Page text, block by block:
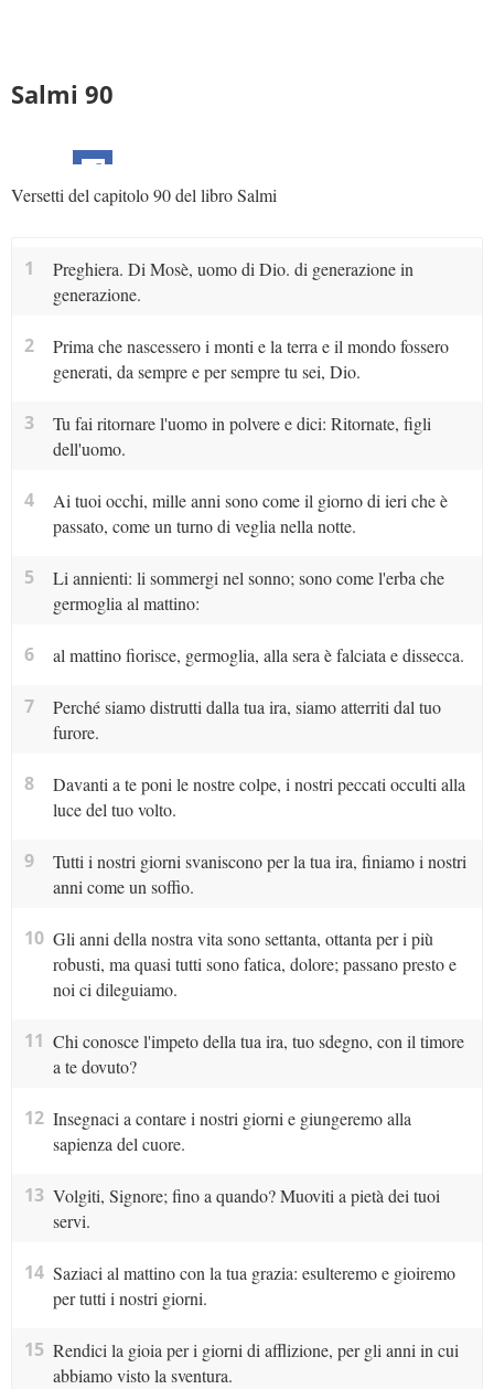
Salmi 90
Versetti del capitolo 90 del libro Salmi
1
Preghiera. Di Mosè, uomo di Dio. di generazione in
generazione.
2
Prima che nascessero i monti e la terra e il mondo fossero
generati, da sempre e per sempre tu sei, Dio.
3
Tu fai ritornare l'uomo in polvere e dici: Ritornate, figli
dell'uomo.
4
Ai tuoi occhi, mille anni sono come il giorno di ieri che è
passato, come un turno di veglia nella notte.
5
Li annienti: li sommergi nel sonno; sono come l'erba che
germoglia al mattino:
6 al mattino fiorisce, germoglia, alla sera è falciata e dissecca.
7
Perché siamo distrutti dalla tua ira, siamo atterriti dal tuo
furore.
8
Davanti a te poni le nostre colpe, i nostri peccati occulti alla
luce del tuo volto.
9
Tutti i nostri giorni svaniscono per la tua ira, finiamo i nostri
anni come un soffio.
10 Gli anni della nostra vita sono settanta, ottanta per i più
robusti, ma quasi tutti sono fatica, dolore; passano presto e
noi ci dileguiamo.
11 Chi conosce l'impeto della tua ira, tuo sdegno, con il timore
a te dovuto?
12 Insegnaci a contare i nostri giorni e giungeremo alla
sapienza del cuore.
13 Volgiti, Signore; fino a quando? Muoviti a pietà dei tuoi
servi.
14 Saziaci al mattino con la tua grazia: esulteremo e gioiremo
per tutti i nostri giorni.
15 Rendici la gioia per i giorni di afflizione, per gli anni in cui
abbiamo visto la sventura.